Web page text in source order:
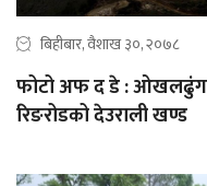
बिहीबार, वैशाख ३०, २०७८
फोटो अफ द डे :
रिङरोडको देउराली खण्ड